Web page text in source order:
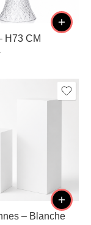
H73 CM
– Blanche